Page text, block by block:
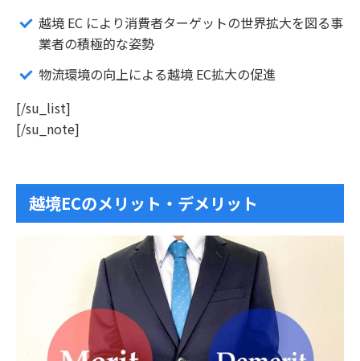
越境 EC により消費者ターゲットの世界拡大を図る事
業者の積極的な姿勢
物流環境の向上による越境 EC拡大の促進
[/su_list]
[/su_note]
越境ECのメリット・デメリット